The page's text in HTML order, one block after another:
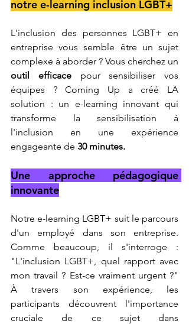
notre e-learning inclusion LGBT+
L'inclusion des personnes LGBT+ en
entreprise vous semble être un sujet
outil efficace pour sensibiliser vos
équipes ? Coming Up a créé LA
solution : un e-learning innovant qui
transforme la sensibilisation à
l'inclusion en une expérience
engageante de 30 minutes.
Une approche pédagogique
innovante
Notre e-learning LGBT+ suit le parcours
d'un employé dans son entreprise.
Comme beaucoup, il s'interroge :
"L'inclusion LGBT+, quel rapport avec
mon travail ? Est-ce vraiment urgent ?"
À travers son expérience, les
participants découvrent l'importance
cruciale de ce sujet dans